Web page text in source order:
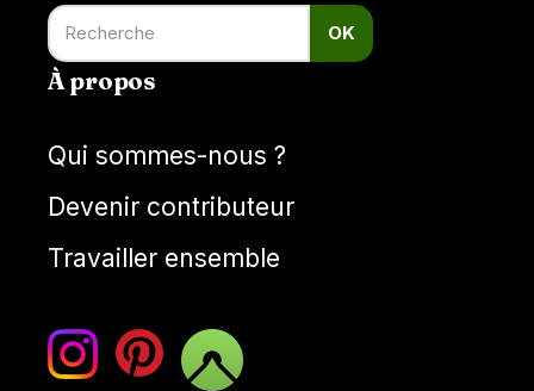
OK
À propos
Qui sommes-nous ?
Devenir contributeur
Travailler ensemble